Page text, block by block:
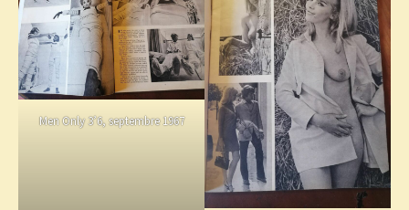
Men Only 3’6, septembre 1967